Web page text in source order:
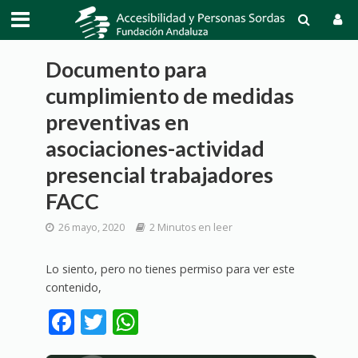
Documento para
cumplimiento de medidas
preventivas en
asociaciones-actividad
presencial trabajadores
FACC
26 mayo, 2020 2 Minutos en leer
Lo siento, pero no tienes permiso para ver este
contenido,
F
ac
T
w
W
h